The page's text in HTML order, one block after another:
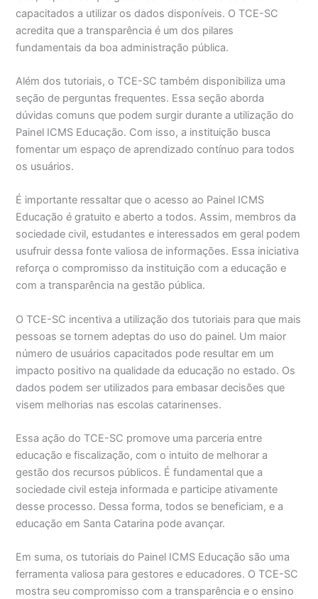
capacitados a utilizar os dados disponíveis. O TCE-SC
acredita que a transparência é um dos pilares
fundamentais da boa administração pública.
Além dos tutoriais, o TCE-SC também disponibiliza uma
seção de perguntas frequentes. Essa seção aborda
dúvidas comuns que podem surgir durante a utilização do
Painel ICMS Educação. Com isso, a instituição busca
fomentar um espaço de aprendizado contínuo para todos
os usuários.
É importante ressaltar que o acesso ao Painel ICMS
Educação é gratuito e aberto a todos. Assim, membros da
sociedade civil, estudantes e interessados em geral podem
usufruir dessa fonte valiosa de informações. Essa iniciativa
reforça o compromisso da instituição com a educação e
com a transparência na gestão pública.
O TCE-SC incentiva a utilização dos tutoriais para que mais
pessoas se tornem adeptas do uso do painel. Um maior
número de usuários capacitados pode resultar em um
impacto positivo na qualidade da educação no estado. Os
dados podem ser utilizados para embasar decisões que
visem melhorias nas escolas catarinenses.
Essa ação do TCE-SC promove uma parceria entre
educação e fiscalização, com o intuito de melhorar a
gestão dos recursos públicos. É fundamental que a
sociedade civil esteja informada e participe ativamente
desse processo. Dessa forma, todos se beneficiam, e a
educação em Santa Catarina pode avançar.
Em suma, os tutoriais do Painel ICMS Educação são uma
ferramenta valiosa para gestores e educadores. O TCE-SC
mostra seu compromisso com a transparência e o ensino